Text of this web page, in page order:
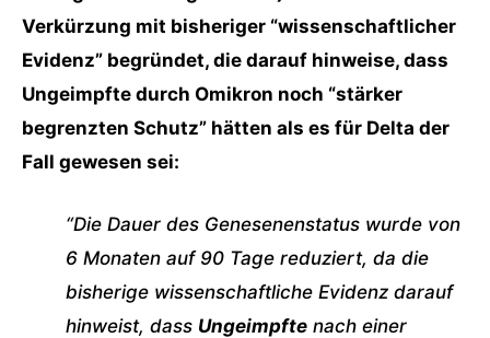
Verkürzung mit bisheriger “wissenschaftlicher
Evidenz” begründet, die darauf hinweise, dass
Ungeimpfte durch Omikron noch “stärker
begrenzten Schutz” hätten als es für Delta der
Fall gewesen sei:
“Die Dauer des Genesenenstatus wurde von
6 Monaten auf 90 Tage reduziert, da die
bisherige wissenschaftliche Evidenz darauf
hinweist, dass Ungeimpfte nach einer